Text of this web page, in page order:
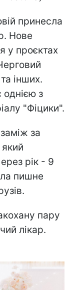
принесла
Нове
у проєктах
інших.
однією з
"Фіцики".
за
рік - 9
пишне
пару
лікар.